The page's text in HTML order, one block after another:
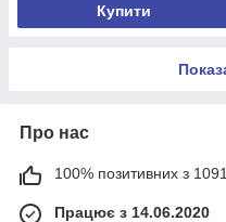
Купити
Про нас
100% позитивних з 1091
Працює з 14.06.2020